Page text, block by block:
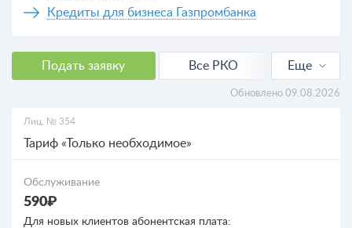
Кредиты для бизнеса Газпромбанка
Подать заявку
Все РКО
Еще
Обновлено 09.08.2026
Лиц. № 354
Тариф «Только необходимое»
Обслуживание
590₽
Для новых клиентов абонентская плата: